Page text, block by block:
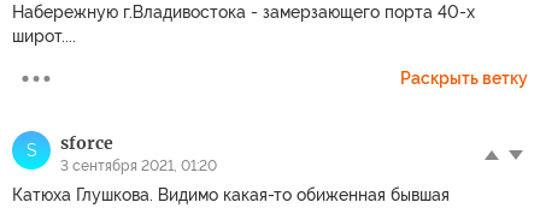
Набережную г.Владивостока - замерзающего порта 40-х
широт....
Раскрыть ветку
S sforce
3 сентября 2021, 01:20
Катюха Глушкова. Видимо какая-то обиженная бывшая